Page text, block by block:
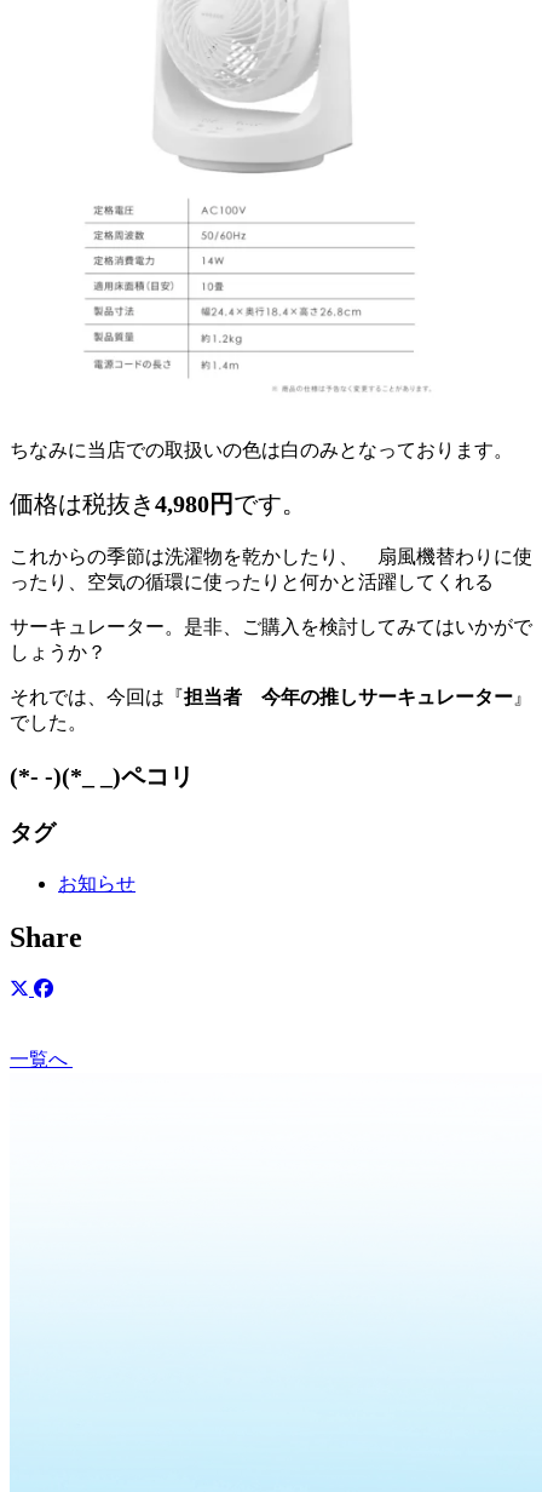
ちなみに当店での取扱いの色は白のみとなっております。
価格は税抜き4,980円です。
これからの季節は洗濯物を乾かしたり、 扇風機替わりに使
ったり、空気の循環に使ったりと何かと活躍してくれる
サーキュレーター。是非、ご購入を検討してみてはいかがで
しょうか？
それでは、今回は『担当者 今年の推しサーキュレーター 』
でした。
(*- -)(*_ _)ペコリ
タグ
お知らせ
Share
一覧へ